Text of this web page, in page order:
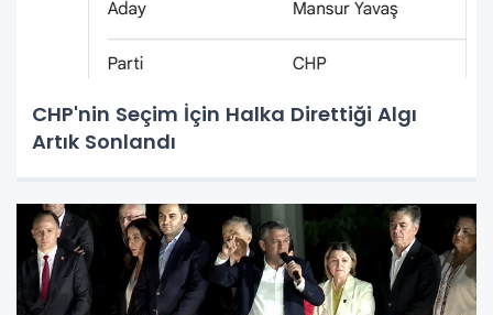
CHP'nin Seçim İçin Halka Direttiği Algı
Artık Sonlandı